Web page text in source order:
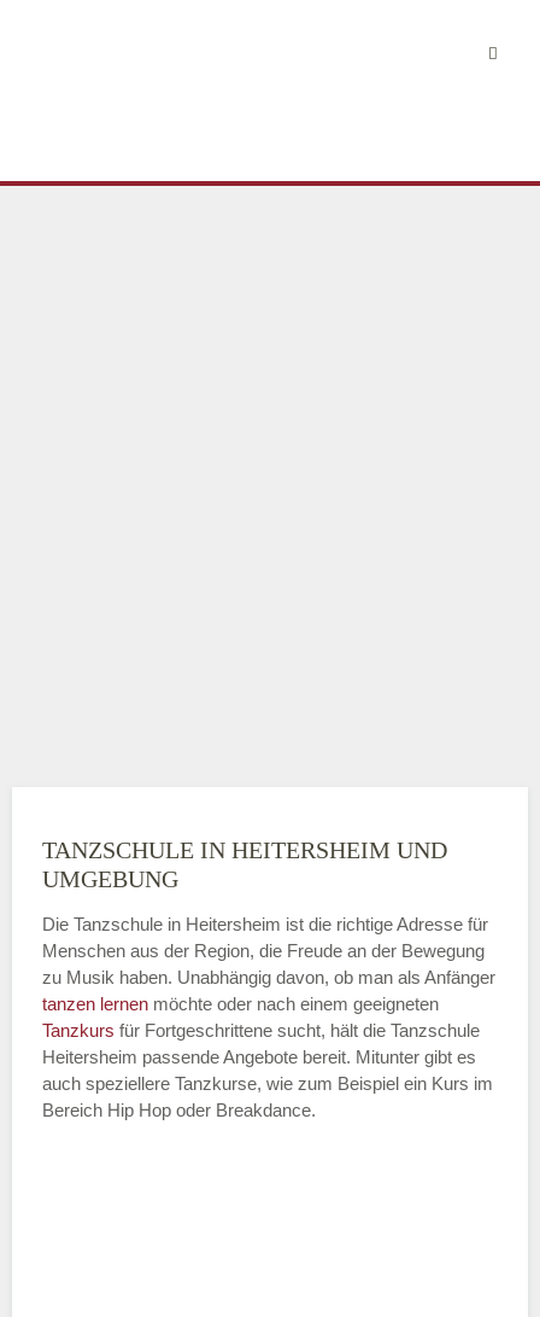
TANZSCHULE IN HEITERSHEIM UND
UMGEBUNG
Die Tanzschule in Heitersheim ist die richtige Adresse für
Menschen aus der Region, die Freude an der Bewegung
zu Musik haben. Unabhängig davon, ob man als Anfänger
tanzen lernen möchte oder nach einem geeigneten
Tanzkurs für Fortgeschrittene sucht, hält die Tanzschule
Heitersheim passende Angebote bereit. Mitunter gibt es
auch speziellere Tanzkurse, wie zum Beispiel ein Kurs im
Bereich Hip Hop oder Breakdance.